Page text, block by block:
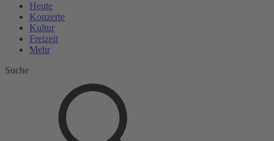
Heute
Konzerte
Kultur
Freizeit
Mehr
Suche